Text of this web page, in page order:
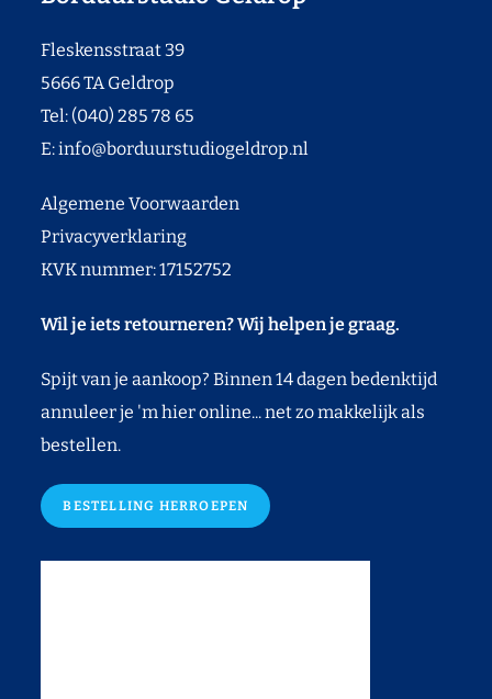
Fleskensstraat 39
5666 TA Geldrop
Tel: (040) 285 78 65
E:info@borduurstudiogeldrop.nl
Algemene Voorwaarden
Privacyverklaring
KVK nummer: 17152752
Wil je iets retourneren? Wij helpen je graag.
Spijt van je aankoop? Binnen 14 dagen bedenktijd
annuleer je 'm hier online... net zo makkelijk als
bestellen.
BESTELLING HERROEPEN